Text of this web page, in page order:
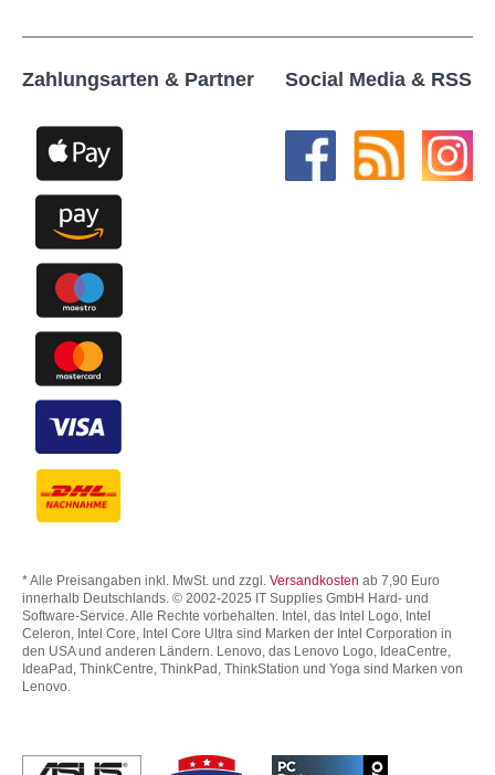
Zahlungsarten & Partner Social Media & RSS
* Alle Preisangaben inkl. MwSt. und zzgl. Versandkosten ab 7,90 Euro
innerhalb Deutschlands. © 2002-2025 IT Supplies GmbH Hard- und
Software-Service. Alle Rechte vorbehalten. Intel, das Intel Logo, Intel
Celeron, Intel Core, Intel Core Ultra sind Marken der Intel Corporation in
den USA und anderen Ländern. Lenovo, das Lenovo Logo, IdeaCentre,
IdeaPad, ThinkCentre, ThinkPad, ThinkStation und Yoga sind Marken von
Lenovo.